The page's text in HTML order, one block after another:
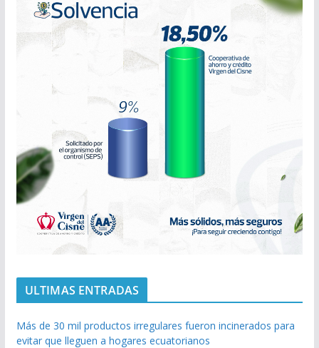
ULTIMAS ENTRADAS
Más de 30 mil productos irregulares fueron incinerados para
evitar que lleguen a hogares ecuatorianos